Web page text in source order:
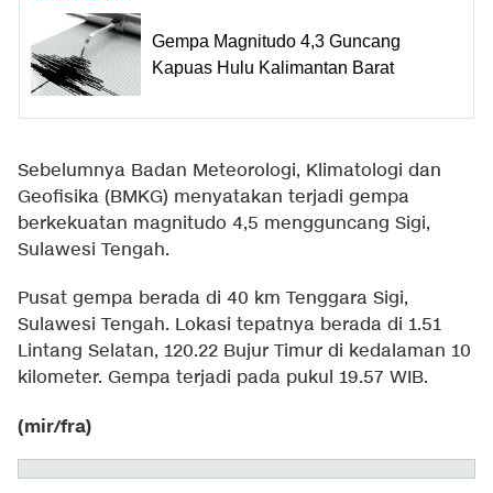
Gempa Magnitudo 4,3 Guncang
Kapuas Hulu Kalimantan Barat
Sebelumnya Badan Meteorologi, Klimatologi dan
Geofisika (BMKG) menyatakan terjadi gempa
berkekuatan magnitudo 4,5 mengguncang Sigi,
Sulawesi Tengah.
Pusat gempa berada di 40 km Tenggara Sigi,
Sulawesi Tengah. Lokasi tepatnya berada di 1.51
Lintang Selatan, 120.22 Bujur Timur di kedalaman 10
kilometer. Gempa terjadi pada pukul 19.57 WIB.
(mir/fra)